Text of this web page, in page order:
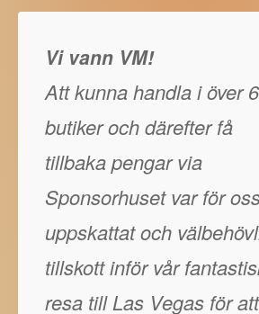
Vi vann VM!
Att kunna handla i över
butiker och därefter få
tillbaka pengar via
Sponsorhuset var för
uppskattat och
tillskott inför vår
resa till Las Vegas för att